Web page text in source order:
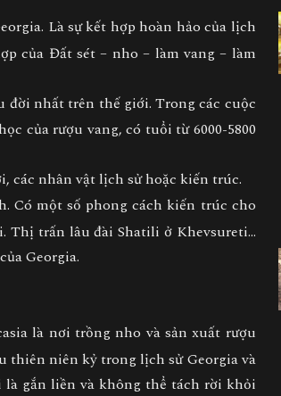
Là sự kết hợp hoàn hảo của lịch
của Đất sét – nho – làm vang – làm
đời nhất trên thế giới. Trong các cuộc
của rượu vang, có tuổi từ 6000-5800
các nhân vật lịch sử hoặc kiến trúc.
Có một số phong cách kiến trúc cho
Thị trấn lâu đài Shatili ở Khevsureti…
Georgia.
là nơi trồng nho và sản xuất rượu
thiên niên kỷ trong lịch sử Georgia và
gắn liền và không thể tách rời khỏi